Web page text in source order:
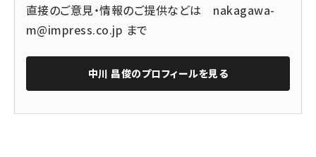
直接のご意見・情報のご提供などは nakagawa-
m@impress.co.jp まで
中川 昌俊のプロフィールを見る